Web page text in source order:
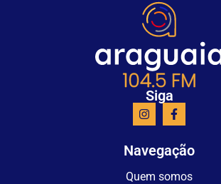
Siga
Navegação
Quem somos